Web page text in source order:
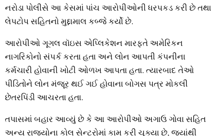
નરોડા પોલીસે આ કેસમાં પાંચ આરોપીઓની ધરપકડ કરી છે તથા
લેપટોપ સહિતનો મુદ્દામાલ કબ્જે કર્યો છે.
આરોપીઓ ગૂગલ વૉઇસ એપ્લિકેશન મારફતે અમેરિકન
નાગરિકોનો સંપર્ક કરતા હતા અને લોન આપતી કંપનીના
કર્મચારી હોવાની ખોટી ઓળખ આપતા હતા. ત્યારબાદ તેઓ
પીડિતોને લોન મંજૂર થઈ ગઈ હોવાના બોગસ પત્ર મોકલી
છેતરપિંડી આચરતા હતા.
તપાસમાં બહાર આવ્યું છે કે આ આરોપીઓ અગાઉ ગોવા સહિત
અન્ય રાજ્યોના કોલ સેન્ટરોમાં કામ કરી ચૂક્યા છે, જ્યાંથી